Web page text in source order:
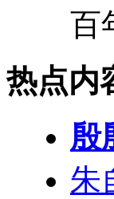
百
热点内
殷
朱